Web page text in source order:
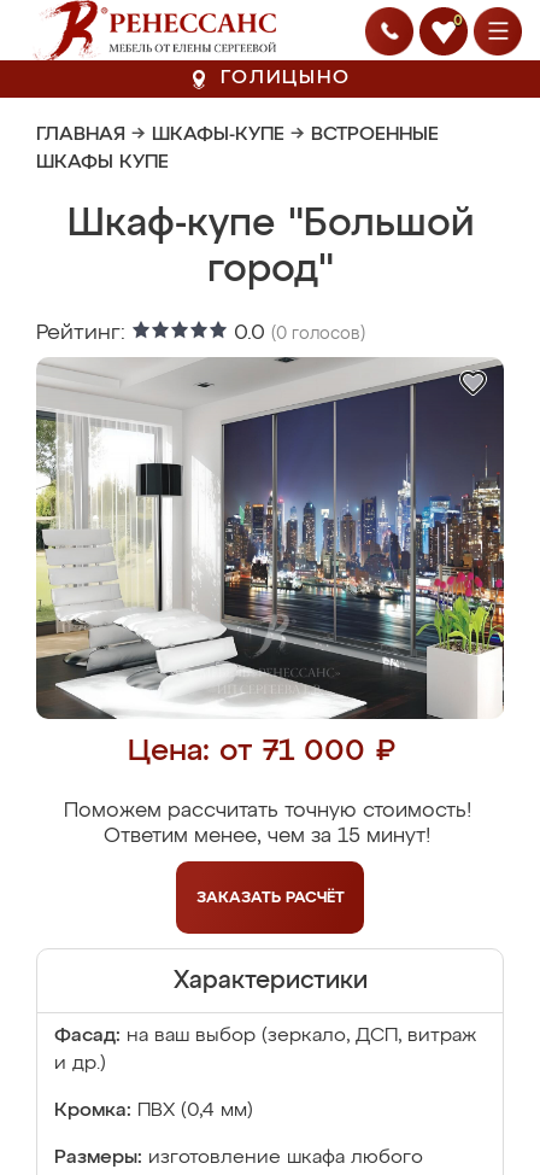
0
ГОЛИЦЫНО
ГЛАВНАЯ → ШКАФЫ-КУПЕ → ВСТРОЕННЫЕ
ШКАФЫ КУПЕ
Шкаф-купе "Большой
город"
Рейтинг: 0.0 (0 голосов)
Цена: от 71 000 ₽
Поможем рассчитать точную стоимость!
Ответим менее, чем за 15 минут!
ЗАКАЗАТЬ РАСЧЁТ
Характеристики
Фасад: на ваш выбор (зеркало, ДСП, витраж
и др.)
Кромка: ПВХ (0,4 мм)
Размеры: изготовление шкафа любого